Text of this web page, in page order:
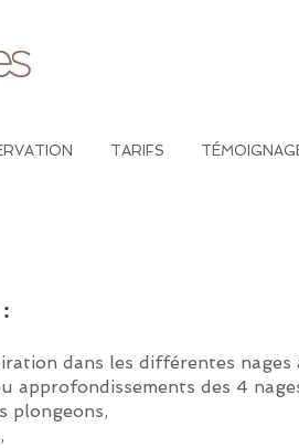
TARIFS
dans les différentes nages
approfondissements des 4
plongeons,